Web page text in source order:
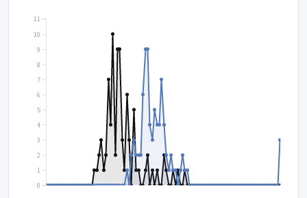
0
1
2
3
4
5
6
7
8
9
10
11